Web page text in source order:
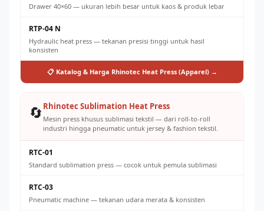
Drawer 40×60 — ukuran lebih besar untuk kaos & produk lebar
RTP-04 N
Hydraulic heat press — tekanan presisi tinggi untuk hasil
konsisten
📋 Katalog & Harga Rhinotec Heat Press (Apparel) →
🔄 Rhinotec Sublimation Heat Press
Mesin press khusus sublimasi tekstil — dari roll-to-roll
industri hingga pneumatic untuk jersey & fashion tekstil.
RTC-01
Standard sublimation press — cocok untuk pemula sublimasi
RTC-03
Pneumatic machine — tekanan udara merata & konsisten